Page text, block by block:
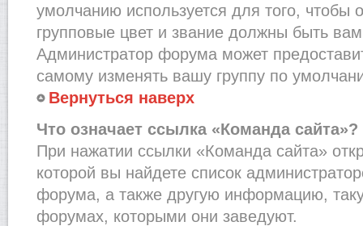
умолчанию используется для того, чтобы
групповые цвет и звание должны быть
Администратор форума может
самому изменять вашу группу по
Вернуться наверх
Что означает ссылка «Команда сайта»?
При нажатии ссылки «Команда сайта»
которой вы найдете список
форума, а также другую информацию,
форумах, которыми они заведуют.